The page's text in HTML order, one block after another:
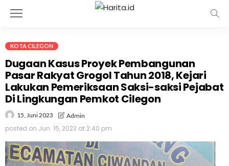
KOTA CILEGON
Dugaan Kasus Proyek Pembangunan
Pasar Rakyat Grogol Tahun 2018, Kejari
Lakukan Pemeriksaan Saksi-saksi Pejabat
Di Lingkungan Pemkot Cilegon
15, Juni 2023 Admin
posted on Jun. 15, 2023 at 2:40 pm